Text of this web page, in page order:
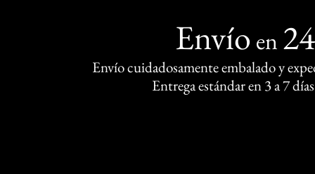
Envío en
Envío cuidadosamente embalado y
Entrega estándar en 3 a 7